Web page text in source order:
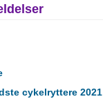
cykelryttere 2021